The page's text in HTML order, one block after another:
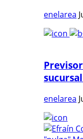
enelarea
enelarea